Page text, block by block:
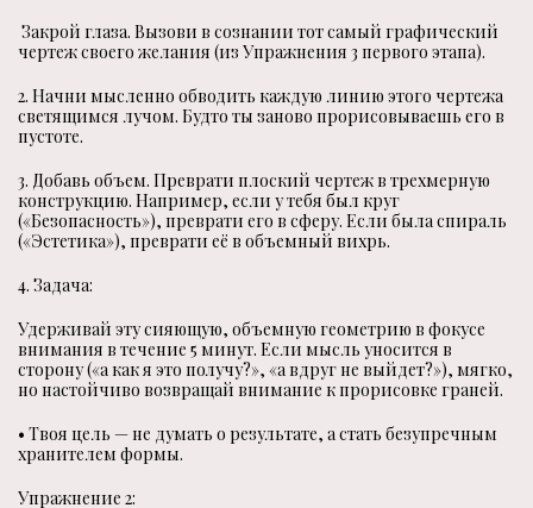
Закрой глаза. Вызови в сознании тот самый графический
чертеж своего желания (из Упражнения 3 первого этапа).
2. Начни мысленно обводить каждую линию этого чертежа
светящимся лучом. Будто ты заново прорисовываешь его в
пустоте.
3. Добавь объем. Преврати плоский чертеж в трехмерную
конструкцию. Например, если у тебя был круг
(«Безопасность»), преврати его в сферу. Если была спираль
(«Эстетика»), преврати её в объемный вихрь.
4. Задача:
Удерживай эту сияющую, объемную геометрию в фокусе
внимания в течение 5 минут. Если мысль уносится в
сторону («а как я это получу?», «а вдруг не выйдет?»), мягко,
но настойчиво возвращай внимание к прорисовке граней.
• Твоя цель — не думать о результате, а стать безупречным
хранителем формы.
Упражнение 2: